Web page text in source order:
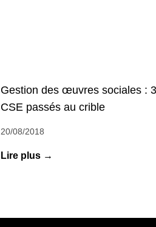
Gestion des œuvres sociales :
CSE passés au crible
20/08/2018
Lire plus →